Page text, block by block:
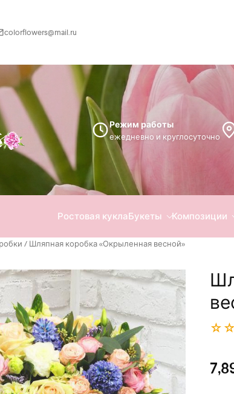
colorflowers@mail.ru
Режим работы
ежедневно и круглосуточно
Ростовая куклаБукеты Композиции
/ Шляпная коробка «Окрыленная весной»